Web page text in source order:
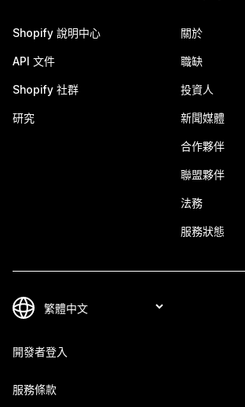
Shopify 說明中心
API 文件
Shopify 社群
研究
關於
職缺
投資人
新聞媒體
合作夥伴
聯盟夥伴
法務
服務狀態
開發者登入
服務條款